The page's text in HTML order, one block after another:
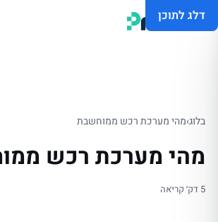
דלג לתוכן
בלוג›מהי מערכת רכש ממוחשבת
מהי מערכת רכש
5 דק׳ קריאה